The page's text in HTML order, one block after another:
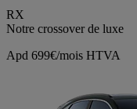
RX
Notre crossover de luxe
Apd 699€/mois HTVA